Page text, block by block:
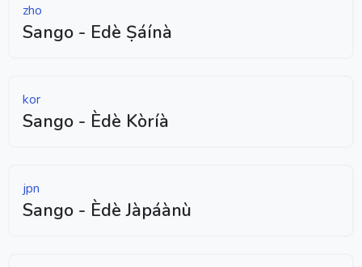
zho
Sango - Edè Ṣáínà
kor
Sango - Èdè Kòríà
jpn
Sango - Èdè Jàpáànù